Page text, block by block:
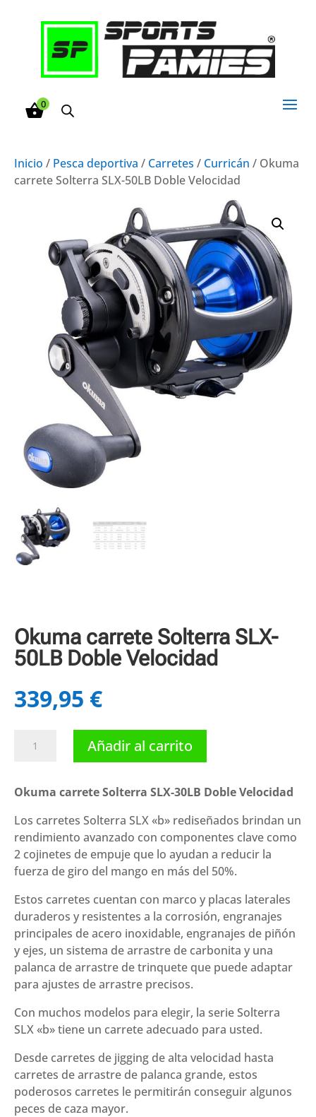
0
Inicio / Pesca deportiva / Carretes / Curricán / Okuma
carrete Solterra SLX-50LB Doble Velocidad
Okuma carrete Solterra SLX-
50LB Doble Velocidad
339,95 €
carrete
SLX-
Doble
Velocidad
cantidad
Añadir al carrito
Okuma carrete Solterra SLX-30LB Doble Velocidad
Los carretes Solterra SLX «b» rediseñados brindan un
rendimiento avanzado con componentes clave como
2 cojinetes de empuje que lo ayudan a reducir la
fuerza de giro del mango en más del 50%.
Estos carretes cuentan con marco y placas laterales
duraderos y resistentes a la corrosión, engranajes
principales de acero inoxidable, engranajes de piñón
y ejes, un sistema de arrastre de carbonita y una
palanca de arrastre de trinquete que puede adaptar
para ajustes de arrastre precisos.
Con muchos modelos para elegir, la serie Solterra
SLX «b» tiene un carrete adecuado para usted.
Desde carretes de jigging de alta velocidad hasta
carretes de arrastre de palanca grande, estos
poderosos carretes le permitirán conseguir algunos
peces de caza mayor.